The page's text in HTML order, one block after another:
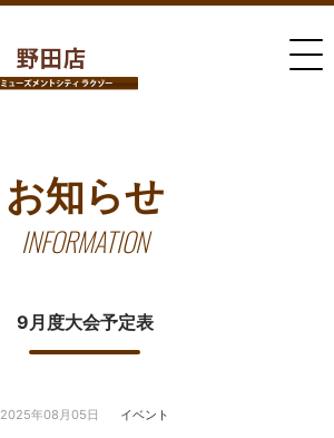
お知らせ
INFORMATION
9月度大会予定表
2025年08月05日 イベント